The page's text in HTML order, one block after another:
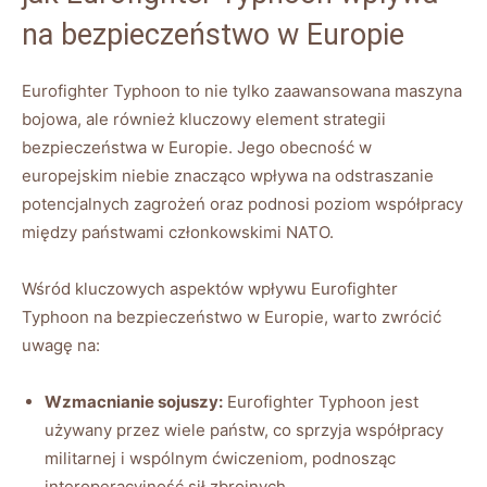
na bezpieczeństwo w Europie
Eurofighter Typhoon to nie tylko zaawansowana maszyna
bojowa, ale również kluczowy element strategii
bezpieczeństwa w Europie. Jego obecność w
europejskim niebie znacząco wpływa na odstraszanie
potencjalnych zagrożeń oraz podnosi poziom współpracy
między państwami członkowskimi NATO.
Wśród kluczowych aspektów wpływu Eurofighter
Typhoon na bezpieczeństwo w Europie, warto zwrócić
uwagę na:
Wzmacnianie sojuszy: Eurofighter Typhoon jest
używany przez wiele państw, co sprzyja współpracy
militarnej i wspólnym ćwiczeniom, podnosząc